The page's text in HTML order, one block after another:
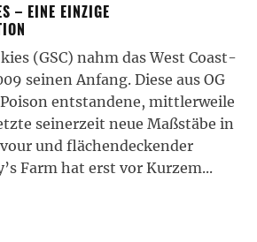
– EINE EINZIGE
(GSC) nahm das West Coast-
seinen Anfang. Diese aus OG
entstandene, mittlerweile
seinerzeit neue Maßstäbe in
und flächendeckender
Farm hat erst vor Kurzem...